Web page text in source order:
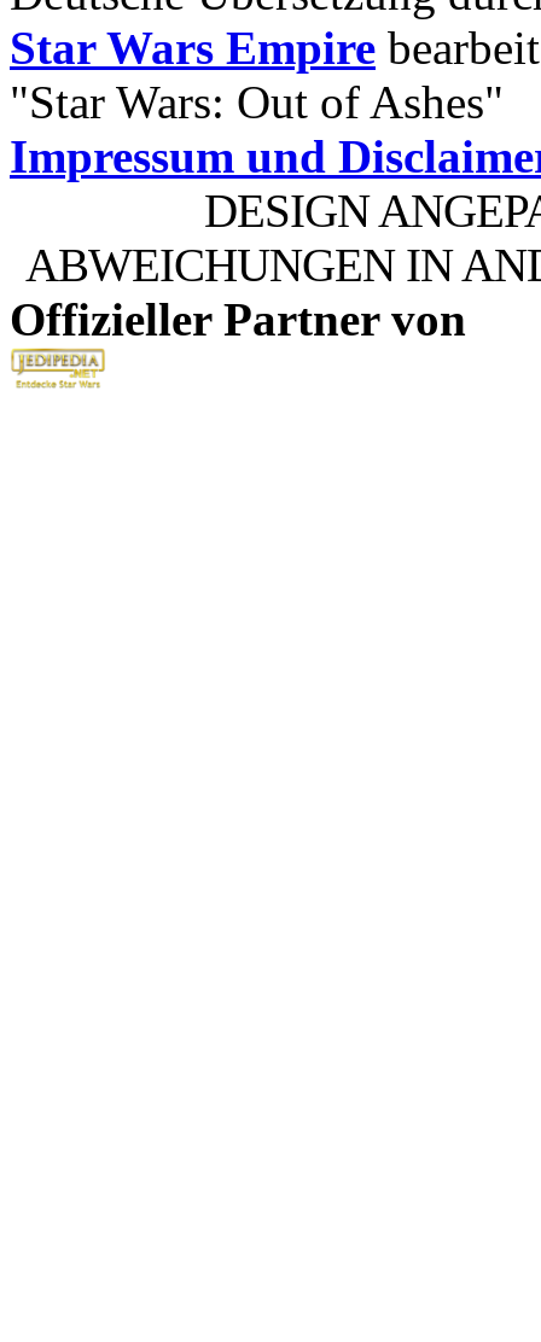
Star Wars Empire
"Star Wars: Out of Ashes"
Impressum und
DESIGN
ABWEICHUNGEN IN
Offizieller Partner von